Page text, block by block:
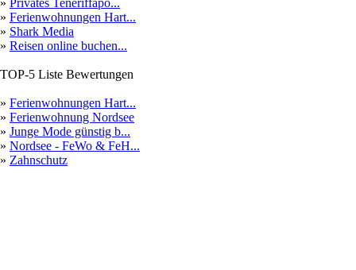
» Privates Teneriffapo...
» Ferienwohnungen Hart...
» Shark Media
» Reisen online buchen...
TOP-5 Liste Bewertungen
» Ferienwohnungen Hart...
» Ferienwohnung Nordsee
» Junge Mode günstig b...
» Nordsee - FeWo & FeH...
» Zahnschutz